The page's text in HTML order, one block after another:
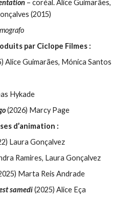
– coréal. Alice Guimarães,
(2015)
par Ciclope Filmes :
Alice Guimarães, Mónica Santos
Hykade
(2026) Marcy Page
d’animation :
Laura Gonçalvez
Ramires, Laura Gonçalvez
Marta Reis Andrade
samedi(2025) Alice Eça